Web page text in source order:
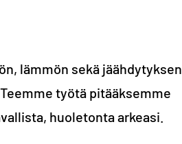
lämmön sekä jäähdytyksen
työtä pitääksemme
huoletonta arkeasi.